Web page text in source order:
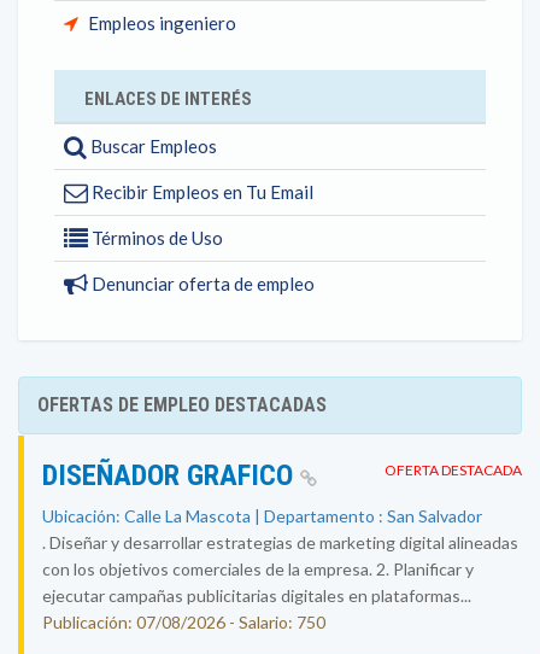
Empleos ingeniero
ENLACES DE INTERÉS
Buscar Empleos
Recibir Empleos en Tu Email
Términos de Uso
Denunciar oferta de empleo
OFERTAS DE EMPLEO DESTACADAS
OFERTA DESTACADA
DISEÑADOR GRAFICO
Ubicación: Calle La Mascota | Departamento : San Salvador
. Diseñar y desarrollar estrategias de marketing digital alineadas
con los objetivos comerciales de la empresa. 2. Planificar y
ejecutar campañas publicitarias digitales en plataformas...
Publicación: 07/08/2026 - Salario: 750